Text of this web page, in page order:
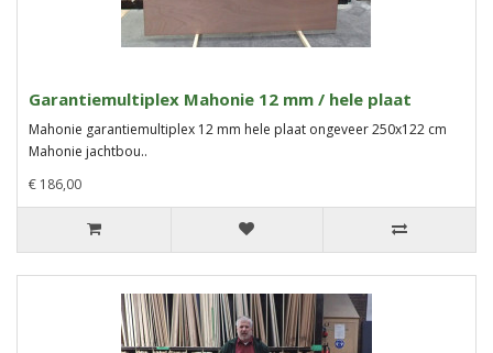
Garantiemultiplex Mahonie 12 mm / hele plaat
Mahonie garantiemultiplex 12 mm hele plaat ongeveer 250x122 cm
Mahonie jachtbou..
€ 186,00